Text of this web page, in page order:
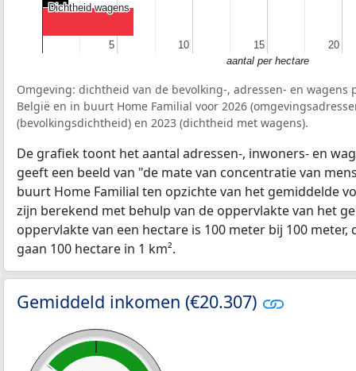
5
5 10
10 15
15 20
20
Dichtheid wagens
Dichtheid wagens
aantal per hectare
Omgeving: dichtheid van de bevolking-, adressen- en wagens
België en in buurt Home Familial voor 2026
(bevolkingsdichtheid) en 2023 (dichtheid met wagens).
De grafiek toont het aantal adressen-, inwoners- en
geeft een beeld van "de mate van concentratie van
buurt Home Familial ten opzichte van het gemiddelde
zijn berekend met behulp van de oppervlakte van het
oppervlakte van een hectare is 100 meter bij 100 meter,
gaan 100 hectare in 1 km².
Gemiddeld inkomen (€20.307)